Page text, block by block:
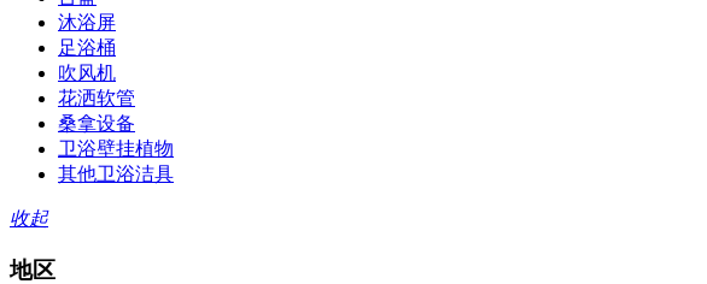
沐浴屏
足浴桶
吹风机
花洒软管
桑拿设备
卫浴壁挂植物
其他卫浴洁具
收起
地区